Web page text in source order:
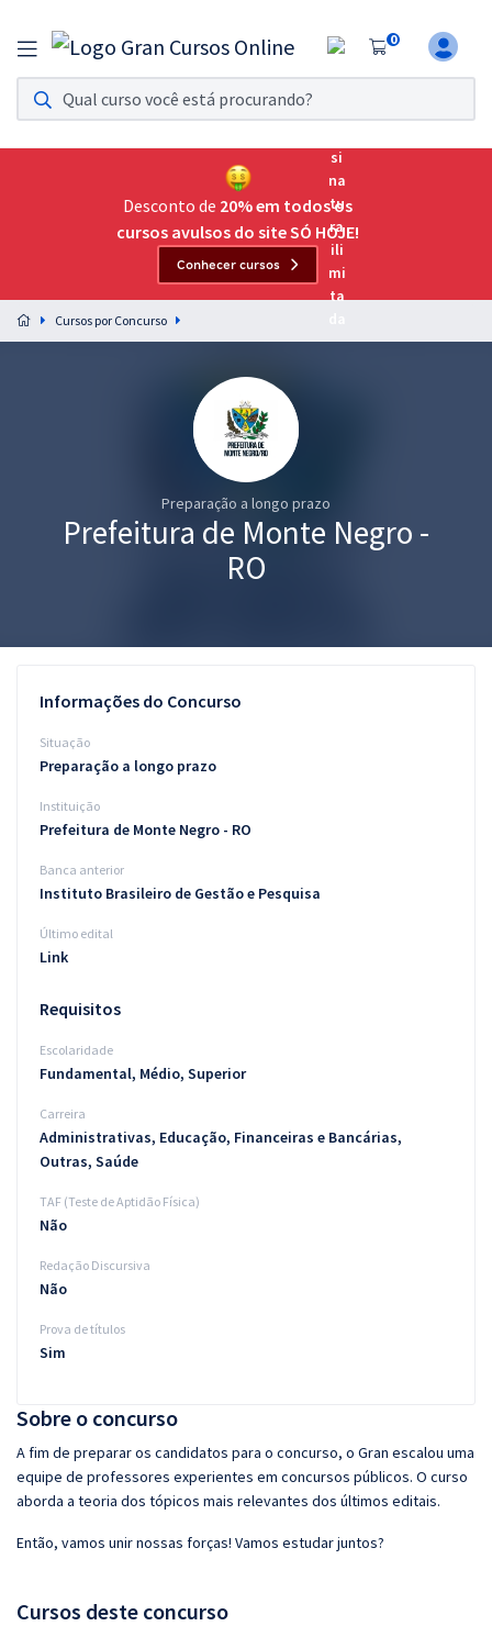
0
Assinatura Ilimitada 11
Acesso a todos os cursos. Teste grátis por 7 dias!
Assinatura OAB Até Passar
Acesso ilimitado a toda preparação para o Exame da
Preparação completa e intensiva para as principais
residências em saúde do Brasil
Conteúdo gratuito
Blog
Desconto de 20% em todos os
cursos avulsos do site SÓ HOJE!
Conhecer cursos
Cursos por Concurso
Preparação a longo prazo
Prefeitura de Monte Negro -
RO
Sobre o concurso
A fim de preparar os candidatos para o concurso, o Gran escalou uma
equipe de professores experientes em concursos públicos. O curso
aborda a teoria dos tópicos mais relevantes dos últimos editais.
Então, vamos unir nossas forças! Vamos estudar juntos?
Cursos deste concurso
Informações do Concurso
Situação
Preparação a longo prazo
Instituição
Prefeitura de Monte Negro - RO
Banca anterior
Instituto Brasileiro de Gestão e Pesquisa
Último edital
Link
Requisitos
Escolaridade
Fundamental, Médio, Superior
Carreira
Administrativas, Educação, Financeiras e Bancárias,
Outras, Saúde
TAF (Teste de Aptidão Física)
Não
Redação Discursiva
Não
Prova de títulos
Sim